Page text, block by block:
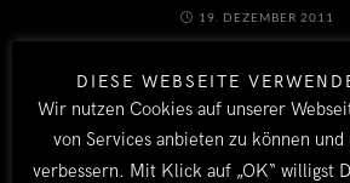
19. DEZEMBER 2011
DIESE WEBSEITE
Wir nutzen Cookies auf unserer
von Services anbieten zu können und
verbessern. Mit Klick auf „OK“ willigst